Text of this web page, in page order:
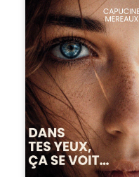
À seize ans,
Violette peine à
trouver sa place
dans la société.
Entre timidité,
moqueries et peur
du jugement, elle
avance avec le
sentiment d’être
différente, sans
comprendre
pleinement ce qui
l’habite. Sa
rencontre avec
Louise bouleverse